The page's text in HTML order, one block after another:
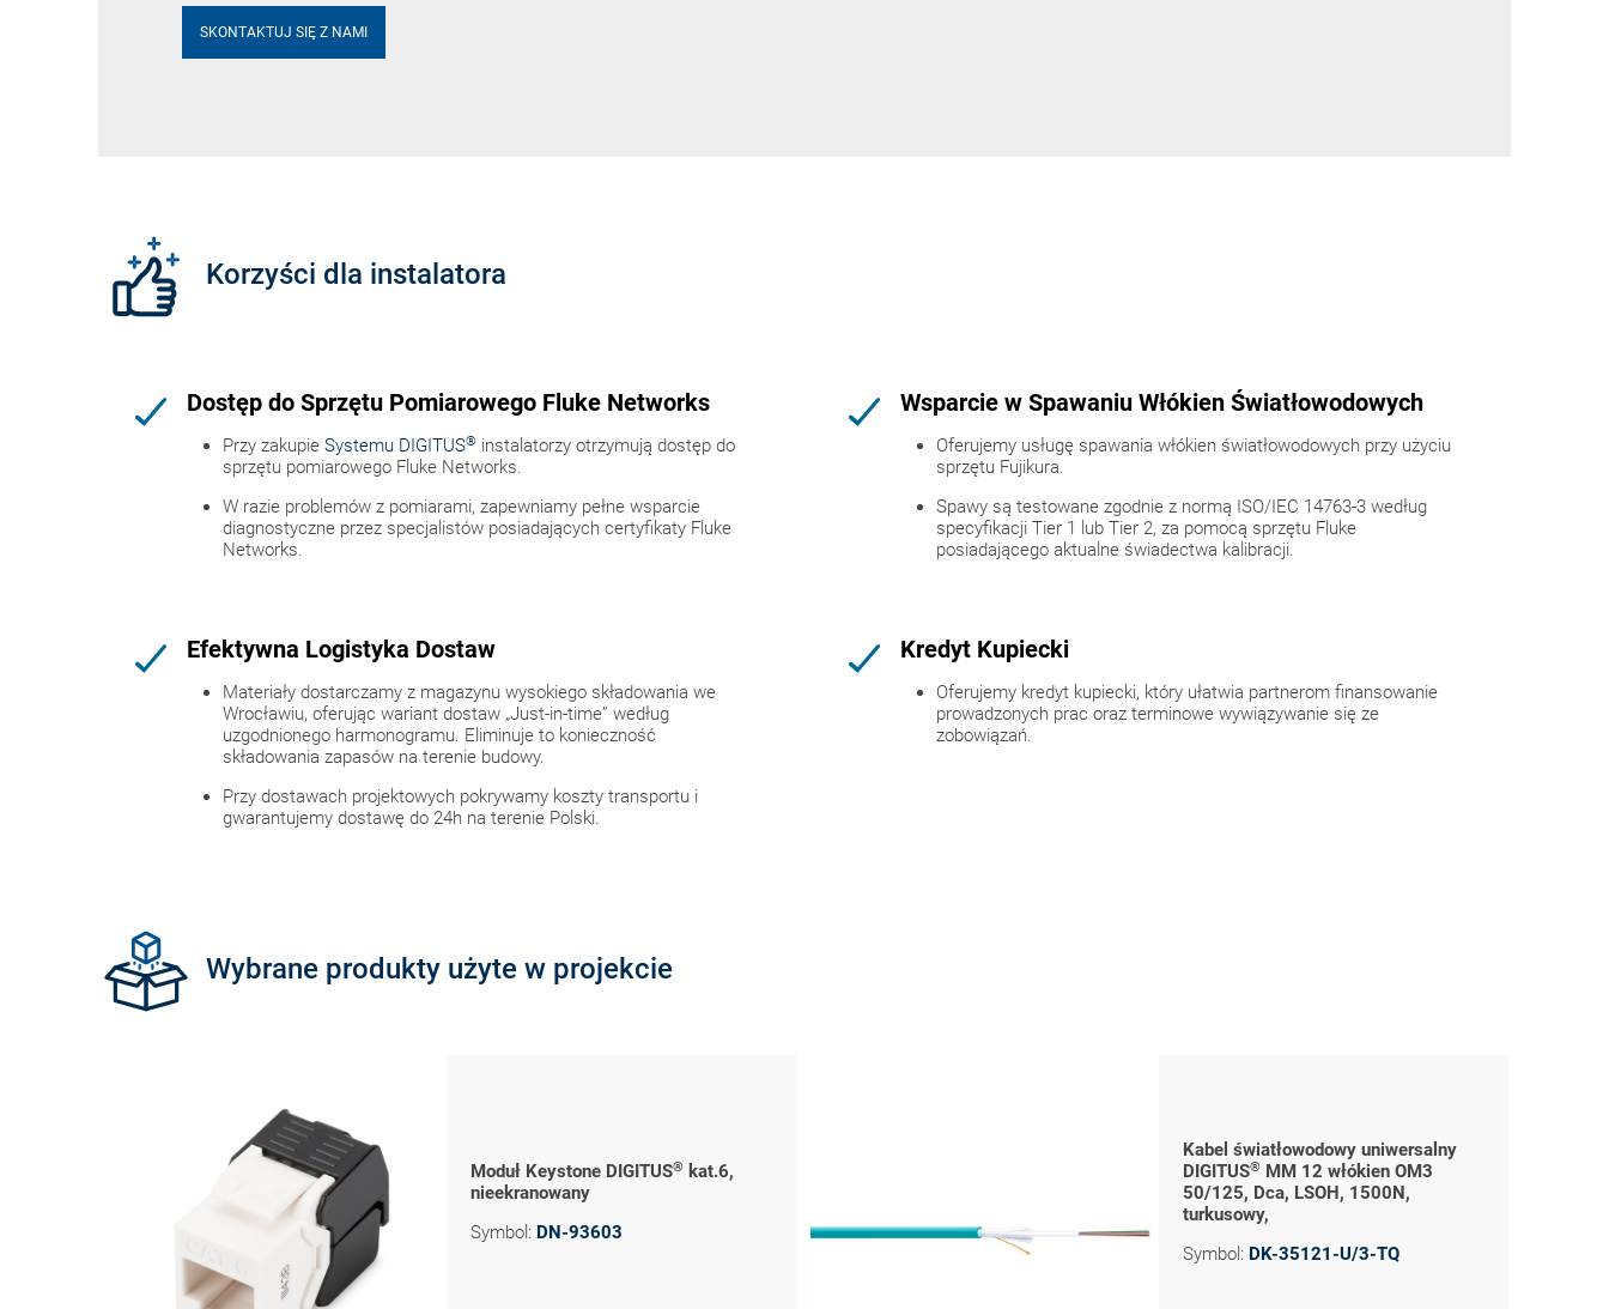
SKONTAKTUJ SIĘ Z NAMI
Korzyści dla instalatora
Dostęp do Sprzętu Pomiarowego Fluke Networks
Przy zakupieSystemu DIGITUS®instalatorzy otrzymują dostęp do
sprzętu pomiarowego Fluke Networks.
W razie problemów z pomiarami, zapewniamy pełne wsparcie
diagnostyczne przez specjalistów posiadających certyfikaty Fluke
Networks.
Wsparcie w Spawaniu Włókien Światłowodowych
Oferujemy usługę spawania włókien światłowodowych przy użyciu
sprzętu Fujikura.
Spawy są testowane zgodnie z normą ISO/IEC 14763-3 według
specyfikacji Tier 1 lub Tier 2, za pomocą sprzętu Fluke
posiadającego aktualne świadectwa kalibracji.
Efektywna Logistyka Dostaw
Materiały dostarczamy z magazynu wysokiego składowania we
Wrocławiu, oferując wariant dostaw „Just-in-time” według
uzgodnionego harmonogramu. Eliminuje to konieczność
składowania zapasów na terenie budowy.
Przy dostawach projektowych pokrywamy koszty transportu i
gwarantujemy dostawę do 24h na terenie Polski.
Kredyt Kupiecki
Oferujemy kredyt kupiecki, który ułatwia partnerom finansowanie
prowadzonych prac oraz terminowe wywiązywanie się ze
zobowiązań.
Wybrane produkty użyte w projekcie
Moduł Keystone DIGITUS®
kat.6,
nieekranowany
Symbol: DN-93603
Kabel światłowodowy uniwersalny
DIGITUS® MM 12 włókien OM3
50/125, Dca, LSOH, 1500N,
turkusowy,
Symbol: DK-35121-U/3-TQ